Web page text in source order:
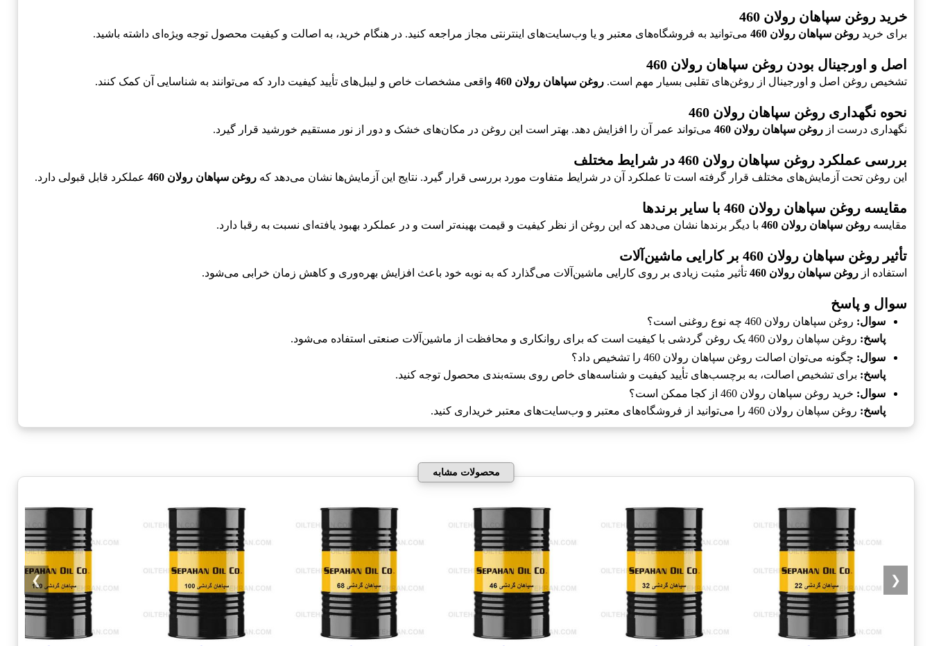
خرید روغن سپاهان رولان 460
برای خرید روغن سپاهان رولان 460 می‌توانید به فروشگاه‌های معتبر و یا وب‌سایت‌های اینترنتی مجاز مراجعه کنید. در هنگام خرید، به اصالت و کیفیت محصول توجه ویژه‌ای داشته باشید.
اصل و اورجینال بودن روغن سپاهان رولان 460
تشخیص روغن اصل و اورجینال از روغن‌های تقلبی بسیار مهم است. روغن سپاهان رولان 460 واقعی مشخصات خاص و لیبل‌های تأیید کیفیت دارد که می‌توانند به شناسایی آن کمک کنند.
نحوه نگهداری روغن سپاهان رولان 460
نگهداری درست از روغن سپاهان رولان 460 می‌تواند عمر آن را افزایش دهد. بهتر است این روغن در مکان‌های خشک و دور از نور مستقیم خورشید قرار گیرد.
بررسی عملکرد روغن سپاهان رولان 460 در شرایط مختلف
این روغن تحت آزمایش‌های مختلف قرار گرفته است تا عملکرد آن در شرایط متفاوت مورد بررسی قرار گیرد. نتایج این آزمایش‌ها نشان می‌دهد که روغن سپاهان رولان 460 عملکرد قابل قبولی دارد.
مقایسه روغن سپاهان رولان 460 با سایر برندها
مقایسه روغن سپاهان رولان 460 با دیگر برندها نشان می‌دهد که این روغن از نظر کیفیت و قیمت بهینه‌تر است و در عملکرد بهبود یافته‌ای نسبت به رقبا دارد.
تأثیر روغن سپاهان رولان 460 بر کارایی ماشین‌آلات
استفاده از روغن سپاهان رولان 460 تأثیر مثبت زیادی بر روی کارایی ماشین‌آلات می‌گذارد که به نوبه خود باعث افزایش بهره‌وری و کاهش زمان خرابی می‌شود.
سوال و پاسخ
سوال: روغن سپاهان رولان 460 چه نوع روغنی است؟
پاسخ: روغن سپاهان رولان 460 یک روغن گردشی با کیفیت است که برای روانکاری و محافظت از ماشین‌آلات صنعتی استفاده می‌شود.
سوال: چگونه می‌توان اصالت روغن سپاهان رولان 460 را تشخیص داد؟
پاسخ: برای تشخیص اصالت، به برچسب‌های تأیید کیفیت و شناسه‌های خاص روی بسته‌بندی محصول توجه کنید.
سوال: خرید روغن سپاهان رولان 460 از کجا ممکن است؟
پاسخ: روغن سپاهان رولان 460 را می‌توانید از فروشگاه‌های معتبر و وب‌سایت‌های معتبر خریداری کنید.
محصولات مشابه
❮
❯